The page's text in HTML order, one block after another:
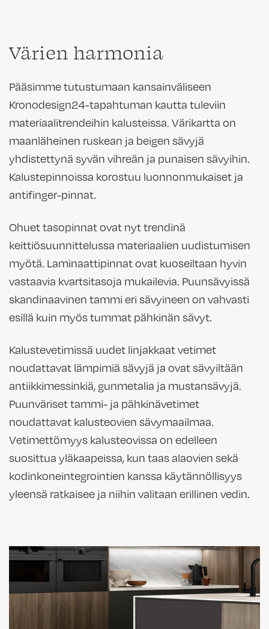
Värien harmonia
Pääsimme tutustumaan kansainväliseen
Kronodesign24-tapahtuman kautta tuleviin
materiaalitrendeihin kalusteissa. Värikartta on
maanläheinen ruskean ja beigen sävyjä
yhdistettynä syvän vihreän ja punaisen sävyihin.
Kalustepinnoissa korostuu luonnonmukaiset ja
antifinger-pinnat.
Ohuet tasopinnat ovat nyt trendinä
keittiösuunnittelussa materiaalien uudistumisen
myötä. Laminaattipinnat ovat kuoseiltaan hyvin
vastaavia kvartsitasoja mukailevia. Puunsävyissä
skandinaavinen tammi eri sävyineen on vahvasti
esillä kuin myös tummat pähkinän sävyt.
Kalustevetimissä uudet linjakkaat vetimet
noudattavat lämpimiä sävyjä ja ovat sävyiltään
antiikkimessinkiä, gunmetalia ja mustansävyjä.
Puunväriset tammi- ja pähkinävetimet
noudattavat kalusteovien sävymaailmaa.
Vetimettömyys kalusteovissa on edelleen
suosittua yläkaapeissa, kun taas alaovien sekä
kodinkoneintegrointien kanssa käytännöllisyys
yleensä ratkaisee ja niihin valitaan erillinen vedin.